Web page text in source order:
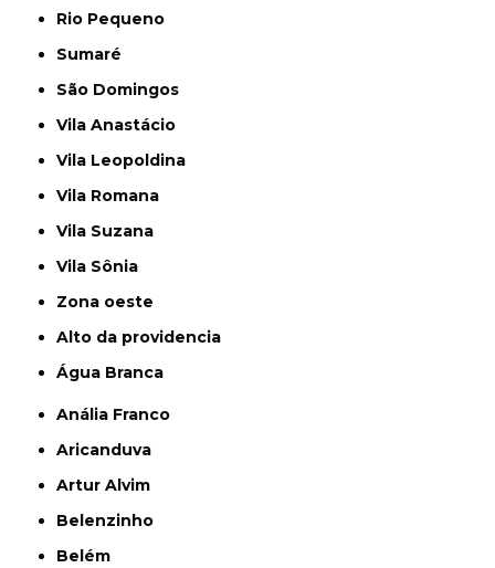
Rio Pequeno
Sumaré
São Domingos
Vila Anastácio
Vila Leopoldina
Vila Romana
Vila Suzana
Vila Sônia
Zona oeste
alto da providencia
Água Branca
Anália Franco
Aricanduva
Artur Alvim
Belenzinho
Belém